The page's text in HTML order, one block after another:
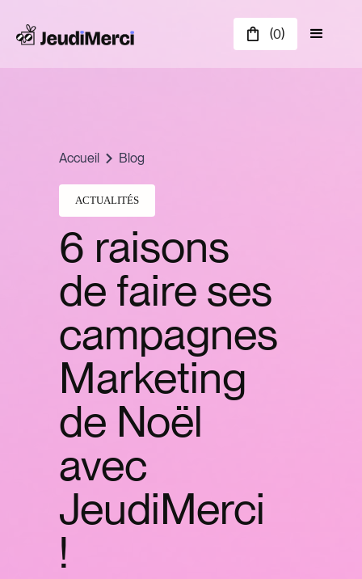
(0)
Accueil Blog
ACTUALITÉS
6 raisons
de faire ses
campagnes
Marketing
de Noël
avec
JeudiMerci
!